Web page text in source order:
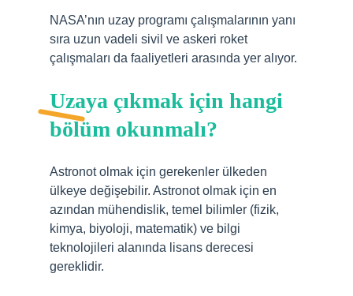
NASA’nın uzay programı çalışmalarının yanı
sıra uzun vadeli sivil ve askeri roket
çalışmaları da faaliyetleri arasında yer alıyor.
Uzaya çıkmak için hangi
bölüm okunmalı?
Astronot olmak için gerekenler ülkeden
ülkeye değişebilir. Astronot olmak için en
azından mühendislik, temel bilimler (fizik,
kimya, biyoloji, matematik) ve bilgi
teknolojileri alanında lisans derecesi
gereklidir.